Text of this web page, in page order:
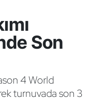
Son
4 World
turnuvada son 3